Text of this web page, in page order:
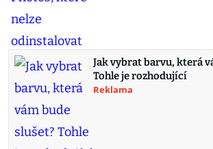
Jak vybrat barvu, která
Tohle je rozhodující
Reklama